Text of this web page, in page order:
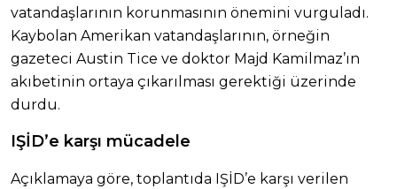
vatandaşlarının korunmasının önemini vurguladı.
Kaybolan Amerikan vatandaşlarının, örneğin
gazeteci Austin Tice ve doktor Majd Kamilmaz’ın
akıbetinin ortaya çıkarılması gerektiği üzerinde
durdu.
IŞİD’e karşı mücadele
Açıklamaya göre, toplantıda IŞİD’e karşı verilen